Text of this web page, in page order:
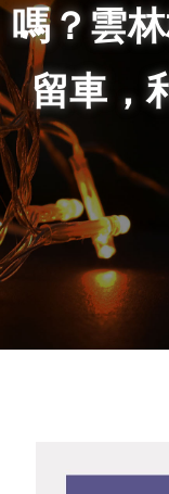
嗎？雲
留車，